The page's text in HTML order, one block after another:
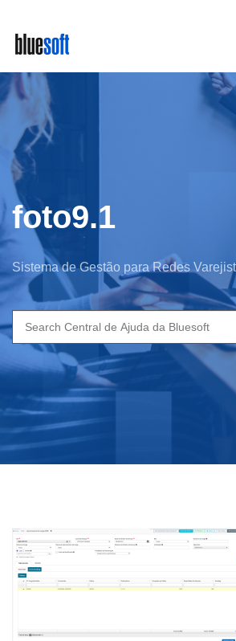
main
content
foto9.1
Sistema de Gestão para Redes
Search
for: